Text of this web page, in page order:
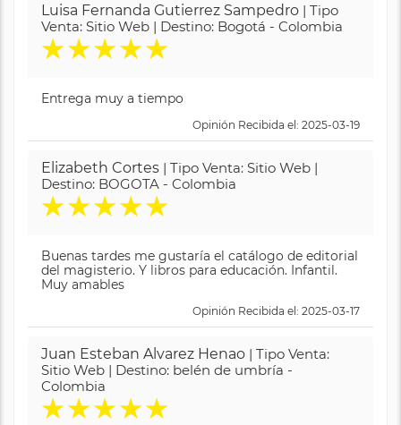
Luisa Fernanda Gutierrez Sampedro | Tipo
Venta: Sitio Web | Destino: Bogotá - Colombia
★★★★★
Entrega muy a tiempo
Opinión Recibida el: 2025-03-19
Elizabeth Cortes | Tipo Venta: Sitio Web |
Destino: BOGOTA - Colombia
★★★★★
Buenas tardes me gustaría el catálogo de editorial
del magisterio. Y libros para educación. Infantil.
Muy amables
Opinión Recibida el: 2025-03-17
Juan Esteban Alvarez Henao | Tipo Venta:
Sitio Web | Destino: belén de umbría -
Colombia
★★★★★